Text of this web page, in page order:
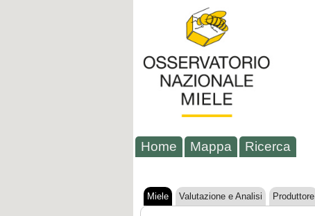
Home Mappa Ricerca
Miele Valutazione e Analisi Produttore